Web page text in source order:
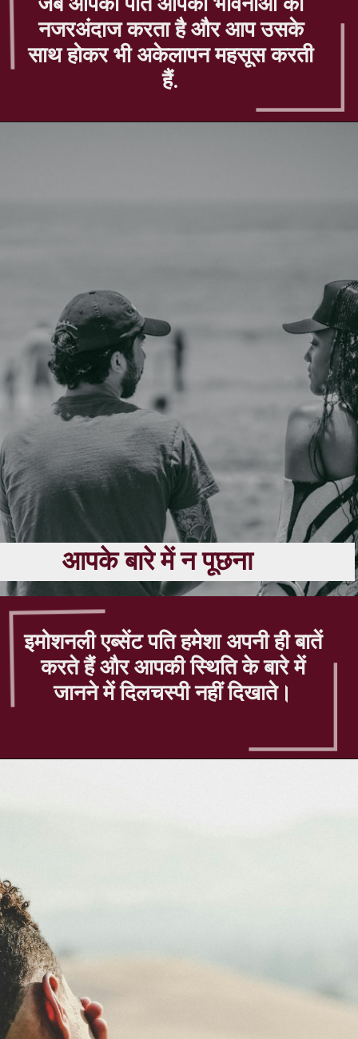
नजरअंदाज करता है और आप उसके
साथ होकर भी अकेलापन महसूस करती
हैं.
इमोशनली एब्सेंट पति हमेशा अपनी ही बातें
करते हैं और आपकी स्थिति के बारे में
जानने में दिलचस्पी नहीं दिखाते।
आपके बारे में न पूछना